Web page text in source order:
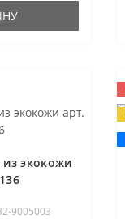
экокожи
9005003